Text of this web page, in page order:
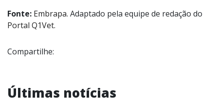
Fonte: Embrapa. Adaptado pela equipe de redação do
Portal Q1Vet.
Compartilhe:
Últimas notícias